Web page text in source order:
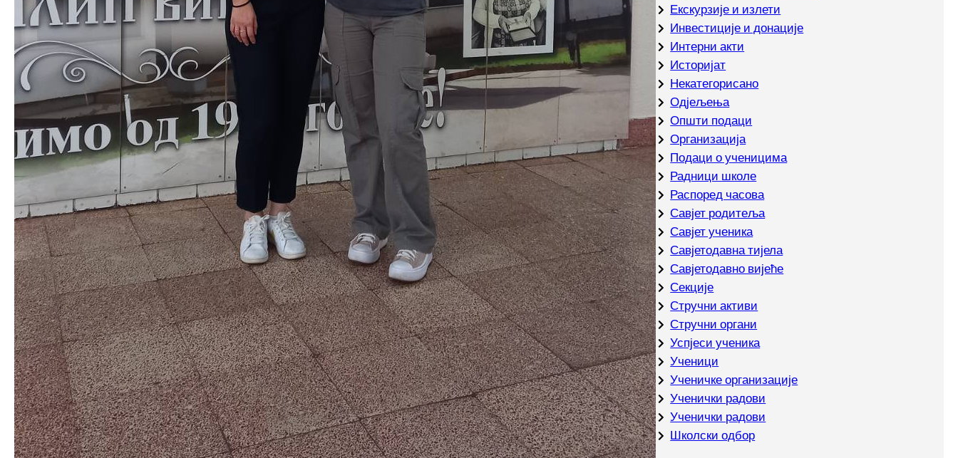
Екскурзије и излети
Инвестиције и донације
Интерни акти
Историјат
Некатегорисано
Одјељења
Општи подаци
Организација
Подаци о ученицима
Радници школе
Распоред часова
Савјет родитеља
Савјет ученика
Савјетодавна тијела
Савјетодавно вијеће
Секције
Стручни активи
Стручни органи
Успјеси ученика
Ученици
Ученичке организације
Ученички радови
Ученички радови
Школски одбор